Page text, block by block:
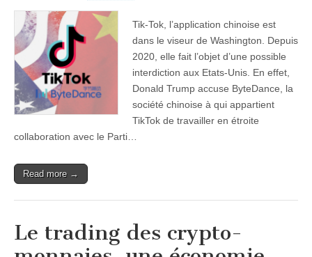
Tik-Tok, l’application chinoise est
dans le viseur de Washington. Depuis
2020, elle fait l’objet d’une possible
interdiction aux Etats-Unis. En effet,
Donald Trump accuse ByteDance, la
société chinoise à qui appartient
TikTok de travailler en étroite
collaboration avec le Parti…
Read more →
Le trading des crypto-